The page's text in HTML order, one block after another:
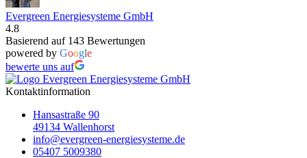
Evergreen Energiesysteme GmbH
4.8
Basierend auf 143 Bewertungen
powered by Google
bewerte uns auf
Kontaktinformation
Hansastraße 90
49134 Wallenhorst
info@evergreen-energiesysteme.de
05407 5009380